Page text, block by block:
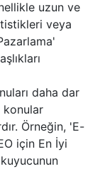
uzun ve
veya
daha dar
konular
Örneğin, 'E-
için En İyi